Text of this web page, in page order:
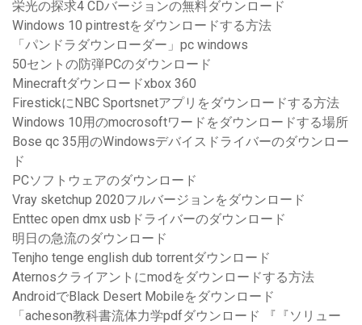
栄光の探求4 CDバージョンの無料ダウンロード
Windows 10 pintrestをダウンロードする方法
「パンドラダウンローダー」pc windows
50セントの防弾PCのダウンロード
Minecraftダウンロードxbox 360
FirestickにNBC Sportsnetアプリをダウンロードする方法
Windows 10用のmocrosoftワードをダウンロードする場所
Bose qc 35用のWindowsデバイスドライバーのダウンロー
ド
PCソフトウェアのダウンロード
Vray sketchup 2020フルバージョンをダウンロード
Enttec open dmx usbドライバーのダウンロード
明日の急流のダウンロード
Tenjho tenge english dub torrentダウンロード
Aternosクライアントにmodをダウンロードする方法
AndroidでBlack Desert Mobileをダウンロード
「acheson教科書流体力学pdfダウンロード 『『ソリュー